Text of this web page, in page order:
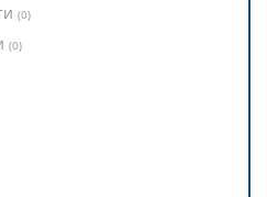
(0)
(0)